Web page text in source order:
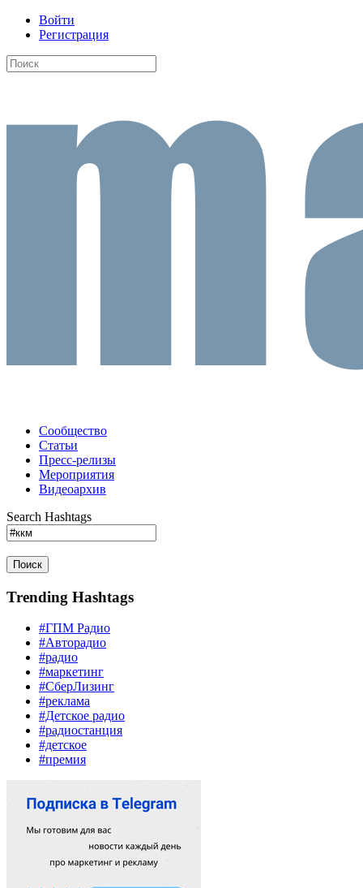
Войти
Регистрация
Сообщество
Статьи
Пресс-релизы
Мероприятия
Видеоархив
Search Hashtags
Поиск
Trending Hashtags
#ГПМ Радио
#Авторадио
#радио
#маркетинг
#СберЛизинг
#реклама
#Детское радио
#радиостанция
#детское
#премия